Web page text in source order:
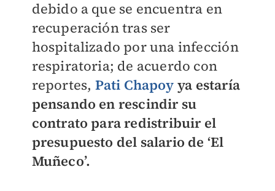
debido a que se encuentra en
recuperación tras ser
hospitalizado por una infección
respiratoria; de acuerdo con
reportes, Pati Chapoy ya estaría
pensando en rescindir su
contrato para redistribuir el
presupuesto del salario de ‘El
Muñeco’.